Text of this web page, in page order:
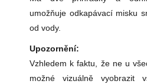
umožňuje odkapávací misku
od vody.
Upozornění:
Vzhledem k faktu, že ne u
možné vizuálně vyobrazit